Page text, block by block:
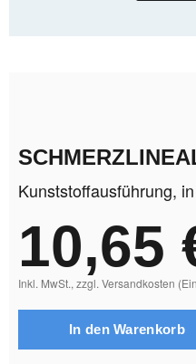
Kunststoffausführung,
10,65
Inkl. MwSt., zzgl. Versandkosten